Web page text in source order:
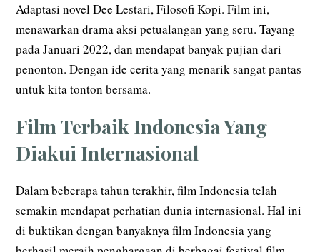
Adaptasi novel Dee Lestari, Filosofi Kopi. Film ini,
menawarkan drama aksi petualangan yang seru. Tayang
pada Januari 2022, dan mendapat banyak pujian dari
penonton. Dengan ide cerita yang menarik sangat pantas
untuk kita tonton bersama.
Film Terbaik Indonesia Yang
Diakui Internasional
Dalam beberapa tahun terakhir, film Indonesia telah
semakin mendapat perhatian dunia internasional. Hal ini
di buktikan dengan banyaknya film Indonesia yang